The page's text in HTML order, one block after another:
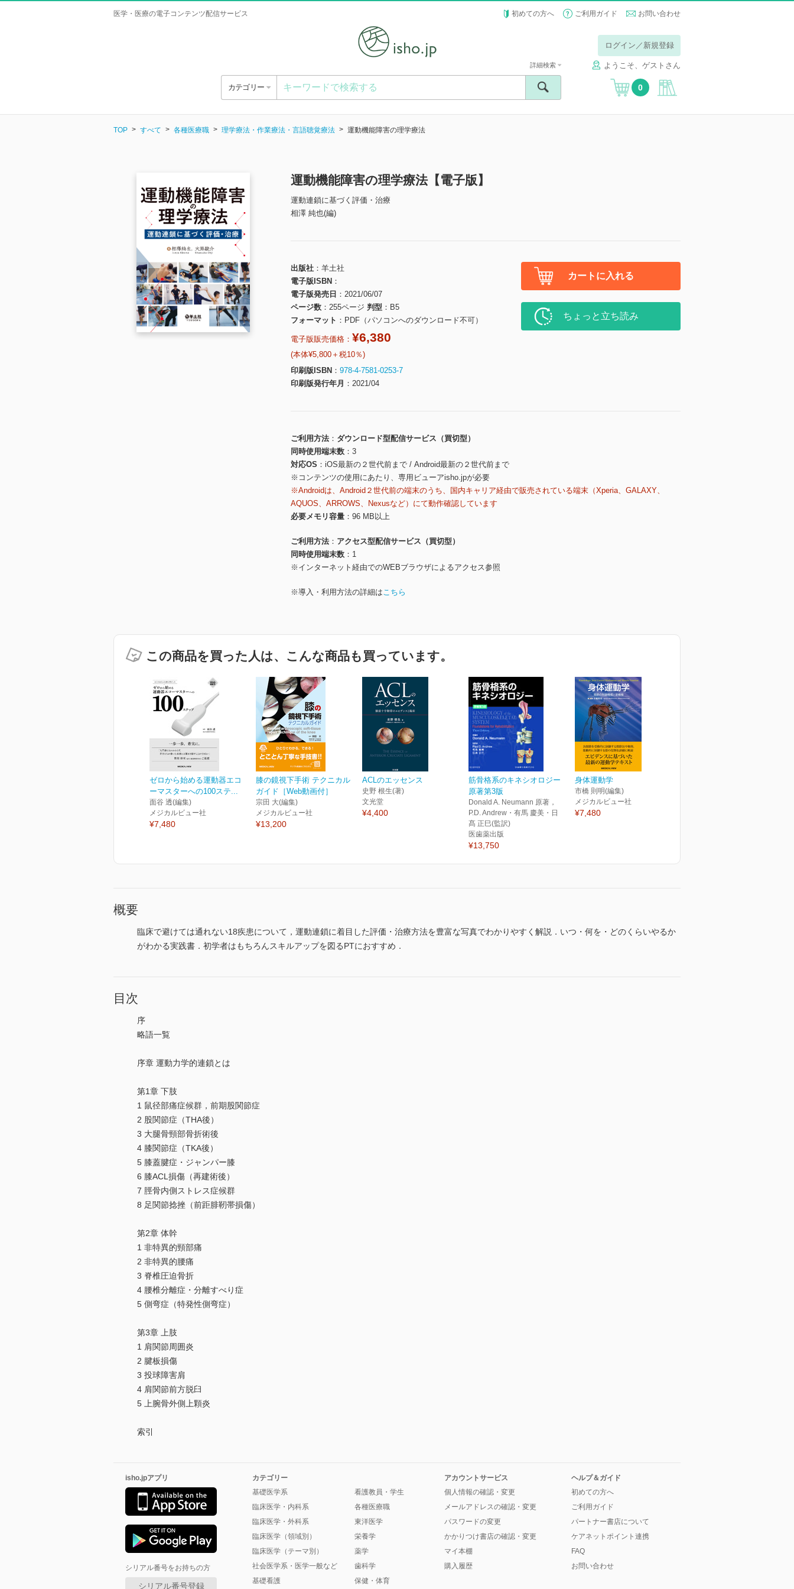
医学・医療の電子コンテンツ配信サービス 初めての方へ ご利用ガイド お問い合わせ
ログイン／新規登録
ようこそ、ゲストさん
カテゴリー
詳細検索
0
TOP すべて 各種医療職 理学療法・作業療法・言語聴覚療法 運動機能障害の理学療法
運動機能障害の理学療法【電子版】
運動連鎖に基づく評価・治療
相澤 純也(編)
出版社
羊土社
電子版ISBN
電子版発売日
2021/06/07
ページ数
255ページ 判型
B5
フォーマット
PDF（パソコンへのダウンロード不可）
電子版販売価格： ¥6,380
(本体¥5,800＋税10％)
印刷版ISBN
978-4-7581-0253-7
印刷版発行年月
2021/04
カートに入れる
ちょっと立ち読み
ご利用方法
ダウンロード型配信サービス（買切型）
同時使用端末数
3
対応OS
iOS最新の２世代前まで / Android最新の２世代前まで
※コンテンツの使用にあたり、専用ビューアisho.jpが必要
※Androidは、Android２世代前の端末のうち、国内キャリア経由で販売されている端末（Xperia、GALAXY、
AQUOS、ARROWS、Nexusなど）にて動作確認しています
必要メモリ容量
96 MB以上
ご利用方法
アクセス型配信サービス（買切型）
同時使用端末数
1
※インターネット経由でのWEBブラウザによるアクセス参照
※導入・利用方法の詳細はこちら
この商品を買った人は、こんな商品も買っています。
ゼロから始める運動器エコ
ーマスターへの100ステ...
面谷 透(編集)
メジカルビュー社
¥7,480
膝の鏡視下手術 テクニカル
ガイド［Web動画付］
宗田 大(編集)
メジカルビュー社
¥13,200
ACLのエッセンス
史野 根生(著)
文光堂
¥4,400
筋骨格系のキネシオロジー
原著第3版
Donald A. Neumann 原著，
P.D. Andrew・有馬 慶美・日
髙 正巳(監訳)
医歯薬出版
¥13,750
身体運動学
市橋 則明(編集)
メジカルビュー社
¥7,480
概要
臨床で避けては通れない18疾患について，運動連鎖に着目した評価・治療方法を豊富な写真でわかりやすく解説．いつ・何を・どのくらいやるか
がわかる実践書．初学者はもちろんスキルアップを図るPTにおすすめ．
目次
序
略語一覧
序章 運動力学的連鎖とは
第1章 下肢
1 鼠径部痛症候群，前期股関節症
2 股関節症（THA後）
3 大腿骨頸部骨折術後
4 膝関節症（TKA後）
5 膝蓋腱症・ジャンパー膝
6 膝ACL損傷（再建術後）
7 脛骨内側ストレス症候群
8 足関節捻挫（前距腓靭帯損傷）
第2章 体幹
1 非特異的頸部痛
2 非特異的腰痛
3 脊椎圧迫骨折
4 腰椎分離症・分離すべり症
5 側弯症（特発性側弯症）
第3章 上肢
1 肩関節周囲炎
2 腱板損傷
3 投球障害肩
4 肩関節前方脱臼
5 上腕骨外側上顆炎
索引
isho.jpアプリ
シリアル番号をお持ちの方
シリアル番号登録
カテゴリー
基礎医学系
臨床医学・内科系
臨床医学・外科系
臨床医学（領域別）
臨床医学（テーマ別）
社会医学系・医学一般など
基礎看護
看護教員・学生
各種医療職
東洋医学
栄養学
薬学
歯科学
保健・体育
アカウントサービス
個人情報の確認・変更
メールアドレスの確認・変更
パスワードの変更
かかりつけ書店の確認・変更
マイ本棚
購入履歴
ヘルプ＆ガイド
初めての方へ
ご利用ガイド
パートナー書店について
ケアネットポイント連携
FAQ
お問い合わせ